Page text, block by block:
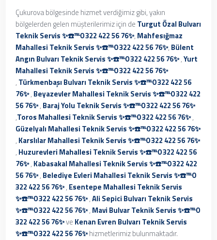
Çukurova bölgesinde hizmet verdiğimiz gibi, yakın
bölgelerden gelen müşterilerimiz için de Turgut Özal Bulvarı
Teknik Servis ✨☎️℡0 322 422 56 76✨, Mahfesığmaz
Mahallesi Teknik Servis ✨☎️℡0 322 422 56 76✨, Bülent
Angın Bulvarı Teknik Servis ✨☎️℡0 322 422 56 76✨,Yurt
Mahallesi Teknik Servis ✨☎️℡0 322 422 56 76✨
, Türkmenbaşı Bulvarı Teknik Servis ✨☎️℡0 322 422 56
76✨, Beyazevler Mahallesi Teknik Servis ✨☎️℡0 322 422
56 76✨, Baraj Yolu Teknik Servis ✨☎️℡0 322 422 56 76✨
,Toros Mahallesi Teknik Servis ✨☎️℡0 322 422 56 76✨,
Güzelyalı Mahallesi Teknik Servis ✨☎️℡0 322 422 56 76✨
, Karslılar Mahallesi Teknik Servis ✨☎️℡0 322 422 56 76✨
, Huzurevleri Mahallesi Teknik Servis ✨☎️℡0 322 422 56
76✨, Kabasakal Mahallesi Teknik Servis ✨☎️℡0 322 422
56 76✨, Belediye Evleri Mahallesi Teknik Servis ✨☎️℡0
322 422 56 76✨, Esentepe Mahallesi Teknik Servis
✨☎️℡0 322 422 56 76✨,Ali Sepici Bulvarı Teknik Servis
✨☎️℡0 322 422 56 76✨, Mavi Bulvar Teknik Servis ✨☎️℡0
322 422 56 76✨ve Kenan Evren Bulvarı Teknik Servis
✨☎️℡0 322 422 56 76✨hizmetlerimiz bulunmaktadır.